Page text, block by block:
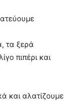
τα ξερά
πιπέρι και
και αλατίζουμε